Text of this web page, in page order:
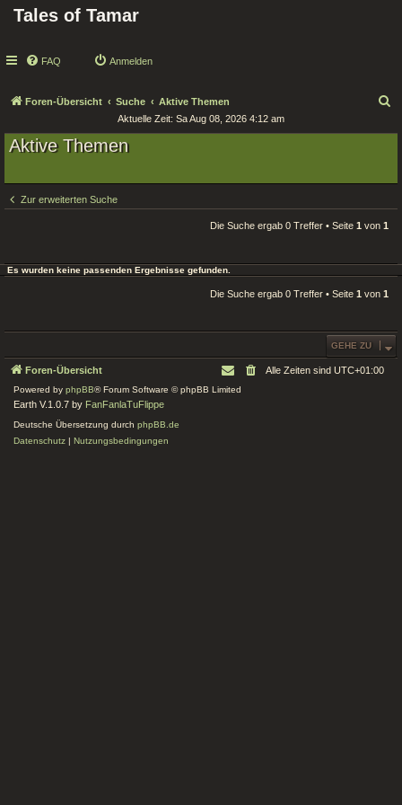
Tales of Tamar
FAQ Anmelden
Foren-Übersicht Suche Aktive Themen
e
Aktuelle Zeit: Sa Aug 08, 2026 4:12 am
Aktive Themen
Zur erweiterten Suche
Die Suche ergab 0 Treffer • Seite 1 von 1
Es wurden keine passenden Ergebnisse gefunden.
Die Suche ergab 0 Treffer • Seite 1 von 1
GEHE ZU
Foren-Übersicht Alle Zeiten sind UTC+01:00
Powered by phpBB® Forum Software © phpBB Limited
Earth V.1.0.7 by FanFanlaTuFlippe
Deutsche Übersetzung durch phpBB.de
Datenschutz | Nutzungsbedingungen